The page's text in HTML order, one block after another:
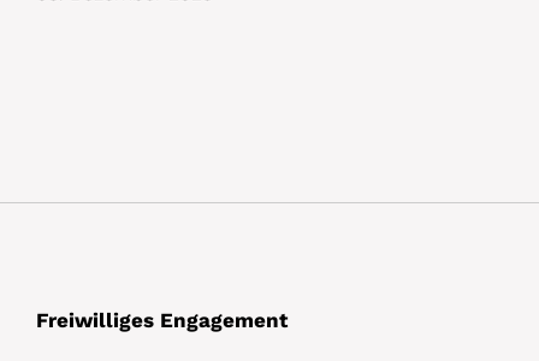
Freiwilliges Engagement